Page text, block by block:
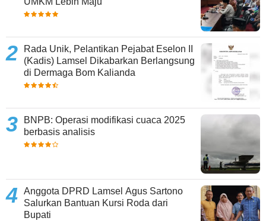
Rada Unik, Pelantikan Pejabat Eselon II
(Kadis) Lamsel Dikabarkan Berlangsung
di Dermaga Bom Kalianda
BNPB: Operasi modifikasi cuaca 2025
berbasis analisis
Anggota DPRD Lamsel Agus Sartono
Salurkan Bantuan Kursi Roda dari
Bupati